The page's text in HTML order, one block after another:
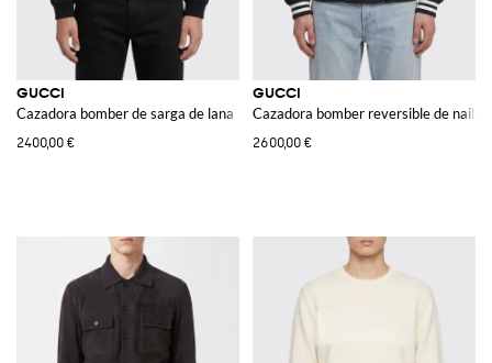
GUCCI
Cazadora bomber de sarga de lana
2400,00 €
GUCCI
Cazadora bomber reversible de nailon
2600,00 €